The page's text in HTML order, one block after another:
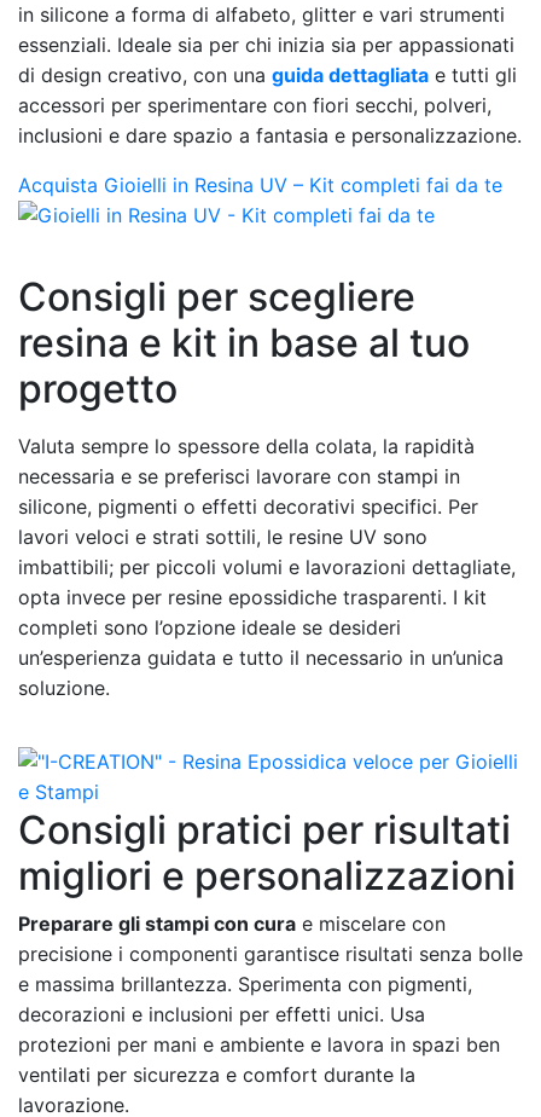
in silicone a forma di alfabeto, glitter e vari strumenti
essenziali. Ideale sia per chi inizia sia per appassionati
di design creativo, con una guida dettagliata e tutti gli
accessori per sperimentare con fiori secchi, polveri,
inclusioni e dare spazio a fantasia e personalizzazione.
Acquista Gioielli in Resina UV – Kit completi fai da te
Consigli per scegliere
resina e kit in base al tuo
progetto
Valuta sempre lo spessore della colata, la rapidità
necessaria e se preferisci lavorare con stampi in
silicone, pigmenti o effetti decorativi specifici. Per
lavori veloci e strati sottili, le resine UV sono
imbattibili; per piccoli volumi e lavorazioni dettagliate,
opta invece per resine epossidiche trasparenti. I kit
completi sono l’opzione ideale se desideri
un’esperienza guidata e tutto il necessario in un’unica
soluzione.
Consigli pratici per risultati
migliori e personalizzazioni
Preparare gli stampi con cura e miscelare con
precisione i componenti garantisce risultati senza bolle
e massima brillantezza. Sperimenta con pigmenti,
decorazioni e inclusioni per effetti unici. Usa
protezioni per mani e ambiente e lavora in spazi ben
ventilati per sicurezza e comfort durante la
lavorazione.